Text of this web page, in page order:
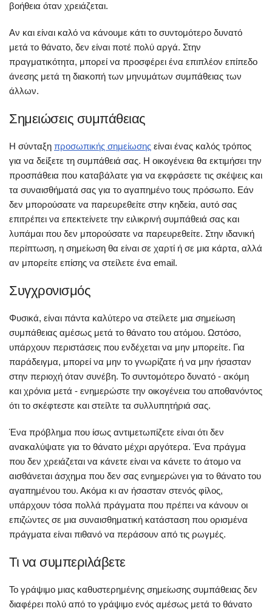
βοήθεια όταν χρειάζεται.
Αν και είναι καλό να κάνουμε κάτι το συντομότερο δυνατό
μετά το θάνατο, δεν είναι ποτέ πολύ αργά. Στην
πραγματικότητα, μπορεί να προσφέρει ένα επιπλέον επίπεδο
άνεσης μετά τη διακοπή των μηνυμάτων συμπάθειας των
άλλων.
Σημειώσεις συμπάθειας
Η σύνταξη προσωπικής σημείωσης είναι ένας καλός τρόπος
για να δείξετε τη συμπάθειά σας. Η οικογένεια θα εκτιμήσει την
προσπάθεια που καταβάλατε για να εκφράσετε τις σκέψεις και
τα συναισθήματά σας για το αγαπημένο τους πρόσωπο. Εάν
δεν μπορούσατε να παρευρεθείτε στην κηδεία, αυτό σας
επιτρέπει να επεκτείνετε την ειλικρινή συμπάθειά σας και
λυπάμαι που δεν μπορούσατε να παρευρεθείτε. Στην ιδανική
περίπτωση, η σημείωση θα είναι σε χαρτί ή σε μια κάρτα, αλλά
αν μπορείτε επίσης να στείλετε ένα email.
Συγχρονισμός
Φυσικά, είναι πάντα καλύτερο να στείλετε μια σημείωση
συμπάθειας αμέσως μετά το θάνατο του ατόμου. Ωστόσο,
υπάρχουν περιστάσεις που ενδέχεται να μην μπορείτε. Για
παράδειγμα, μπορεί να μην το γνωρίζατε ή να μην ήσασταν
στην περιοχή όταν συνέβη. Το συντομότερο δυνατό - ακόμη
και χρόνια μετά - ενημερώστε την οικογένεια του αποθανόντος
ότι το σκέφτεστε και στείλτε τα συλλυπητήριά σας.
Ένα πρόβλημα που ίσως αντιμετωπίζετε είναι ότι δεν
ανακαλύψατε για το θάνατο μέχρι αργότερα. Ένα πράγμα
που δεν χρειάζεται να κάνετε είναι να κάνετε το άτομο να
αισθάνεται άσχημα που δεν σας ενημερώνει για το θάνατο του
αγαπημένου του. Ακόμα κι αν ήσασταν στενός φίλος,
υπάρχουν τόσα πολλά πράγματα που πρέπει να κάνουν οι
επιζώντες σε μια συναισθηματική κατάσταση που ορισμένα
πράγματα είναι πιθανό να περάσουν από τις ρωγμές.
Τι να συμπεριλάβετε
Το γράψιμο μιας καθυστερημένης σημείωσης συμπάθειας δεν
διαφέρει πολύ από το γράψιμο ενός αμέσως μετά το θάνατο